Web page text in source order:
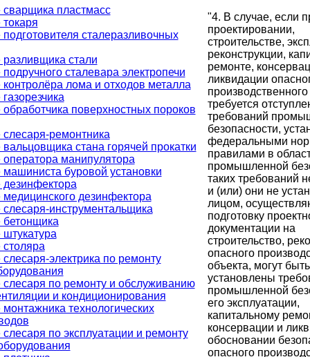
пластмасс
сталеразливочных
стали
сталевара электропечи
лома и отходов металла
поверхностных пороков
ремонтника
стана горячей прокатки
манипулятора
буровой установки
дезинфектора
инструментальщика
электрика по ремонту
по ремонту и обслуживанию
и кондиционирования
технологических
по эксплуатации и ремонту
"4. В случае, если
проектировании,
строительстве,
реконструкции,
ремонте,
ликвидации
требуется
требований
безопасности,
федеральными
правилами в
промышленной
таких требований
и (или) они не
лицом,
подготовку
документации на
строительство,
опасного
объекта, могут быть
установлены
промышленной
его эксплуатации,
капитальному
консервации и
обосновании
опасного